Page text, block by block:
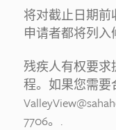
将对截止日期
申请者都将列
残疾人有权要
程。如果您需要
7706。.